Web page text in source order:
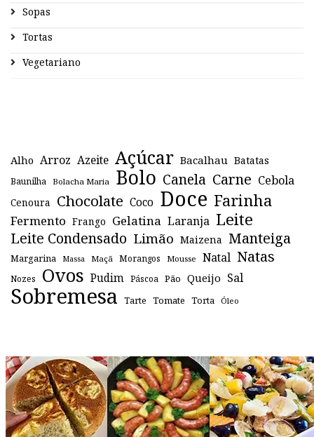
Sopas
Tortas
Vegetariano
Alho Arroz Azeite Açúcar Bacalhau Batatas
Baunilha Bolacha Maria Bolo Canela Carne Cebola
Cenoura Chocolate Coco Doce Farinha
Fermento Frango Gelatina Laranja Leite
Leite Condensado Limão Maizena Manteiga
Margarina Massa Maçã Morangos Mousse Natal Natas
Nozes Ovos Pudim Páscoa Pão Queijo Sal
Sobremesa Tarte Tomate Torta Óleo